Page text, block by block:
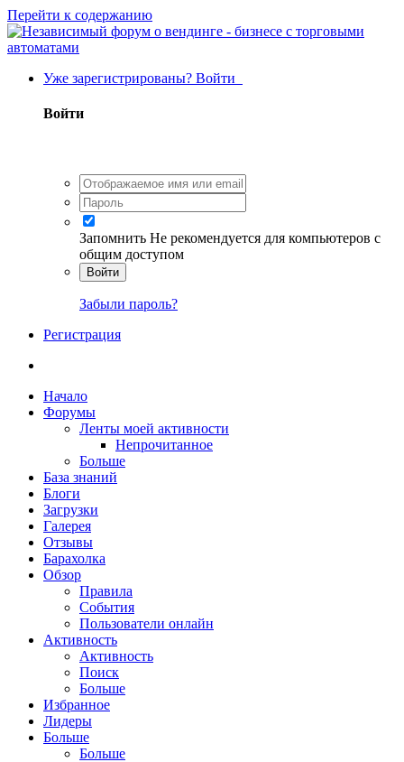
Перейти к содержанию
Уже зарегистрированы? Войти
Войти
Запомнить Не рекомендуется для компьютеров с
общим доступом
Войти
Забыли пароль?
Регистрация
Начало
Форумы
Ленты моей активности
Непрочитанное
Больше
База знаний
Блоги
Загрузки
Галерея
Отзывы
Барахолка
Обзор
Правила
События
Пользователи онлайн
Активность
Активность
Поиск
Больше
Избранное
Лидеры
Больше
Больше